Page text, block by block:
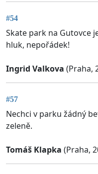
#54
Skate park na Gutovce
hluk, nepořádek!
Ingrid Valkova (Praha,
#57
Nechci v parku žádný
zeleně.
Tomáš Klapka (Praha,